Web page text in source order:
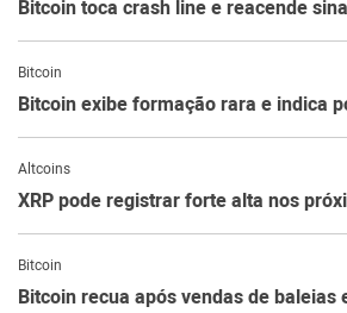
Bitcoin toca crash line e reacende
Bitcoin
Bitcoin exibe formação rara e indica
Altcoins
XRP pode registrar forte alta nos
Bitcoin
Bitcoin recua após vendas de baleias